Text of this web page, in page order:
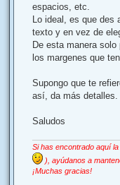
espacios, etc.
Lo ideal, es que des
texto y en vez de
De esta manera
los margenes que
Supongo que te
así, da más detalles.
Saludos
Si has encontrado aquí
), ayúdanos a
¡Muchas gracias!